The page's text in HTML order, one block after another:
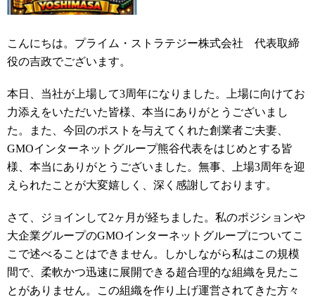
こんにちは。プライム・ストラテジー株式会社 代表取締
役の吉政でございます。
本日、当社が上場して3周年になりました。上場に向けてお
力添えをいただいた皆様、本当にありがとうございまし
た。また、今回のポストを与えてくれた創業者ご夫妻、
GMOインターネットグループ熊谷代表をはじめとする皆
様、本当にありがとうございました。無事、上場3周年を迎
えられたことが大変嬉しく、深く感謝しております。
さて、ジョインして2ヶ月が経ちました。私のポジションや
大企業グループのGMOインターネットグループについてこ
こで述べることはできません。しかしながら私はこの規模
間で、柔軟かつ迅速に展開できる超合理的な組織を見たこ
とがありません。この組織を作り上げ運営されてきた方々